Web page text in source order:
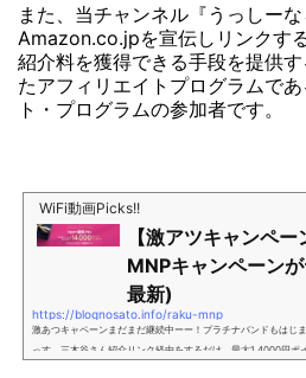
また、当チャンネル『うっしー
Amazon.co.jpを宣伝しリンクす
紹介料を獲得できる手段を提供
たアフィリエイトプログラムで
ト・プログラムの参加者です。
WiFi動画Picks!!
【激アツキャンペ
MNPキャンペーン
最新)
https://blognosato.info/raku-mnp
激あつキャペーンまだまだ継続中ーー！プラチナバンドもはじ
っす。三木谷さん紹介リンク経由をするだけ。最大1,4000円